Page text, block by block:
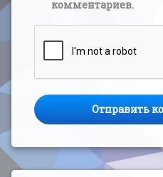
комментариев.